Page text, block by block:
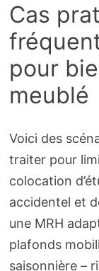
Cas
pour
meublé
Voici des
traiter pour
colocation
accidentel et
une MRH
plafonds
saisonnière –